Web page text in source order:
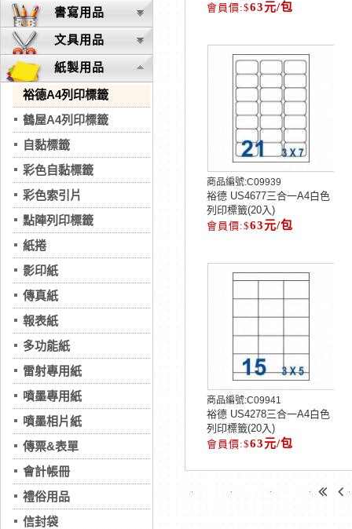
書寫用品
文具用品
紙製用品
裕德A4列印標籤
鶴屋A4列印標籤
自黏標籤
彩色自黏標籤
彩色索引片
點陣列印標籤
紙捲
影印紙
傳真紙
報表紙
多功能紙
雷射專用紙
噴墨專用紙
噴墨相片紙
傳票&表單
會計帳冊
禮俗用品
信封袋
63元/包
商品編號:C09939
裕德 US4677三合一A4白色
列印標籤(20入)
63元/包
商品編號:C09941
裕德 US4278三合一A4白色
列印標籤(20入)
63元/包